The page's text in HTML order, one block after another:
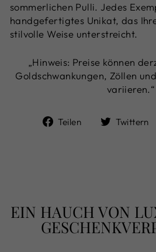
sommerlichen Pulli. Jedes
handgefertigtes Unikat, das
stilvolle Weise unterstreicht.
„Hinweis: Preise können
Goldschwankungen, Zöllen
variieren.“
Teilen
Auf
Twittern
EIN HAUCH VON